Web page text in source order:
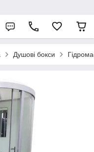
Душові бокси